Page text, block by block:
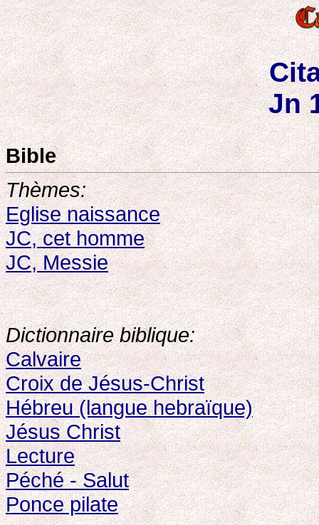
Jn
Bible
Thèmes:
Eglise naissance
JC, cet homme
JC, Messie
Dictionnaire biblique:
Calvaire
Croix de Jésus-Christ
Hébreu (langue hebraïque)
Jésus Christ
Lecture
Péché - Salut
Ponce pilate